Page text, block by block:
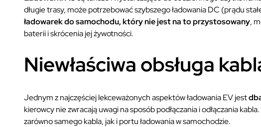
długie trasy, może potrzebować szybszego ładowania DC (prądu
ładowarek do samochodu, który nie jest na to przystosowany,
baterii i skrócenia jej żywotności.
Niewłaściwa obsługa
Jednym z najczęściej lekceważonych aspektów ładowania EV jest
kierowcy nie zwracają uwagi na sposób podłączania i odłączania
zarówno samego kabla, jak i portu ładowania w samochodzie.